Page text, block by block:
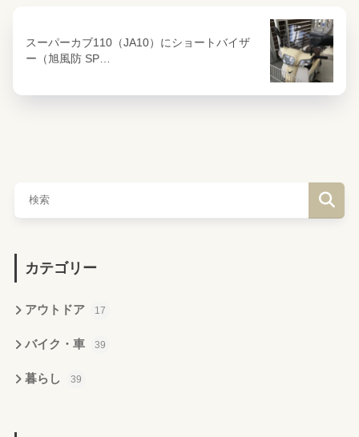
スーパーカブ110（JA10）にショートバイザ
ー（旭風防 SP…
カテゴリー
アウトドア 17
バイク・車 39
暮らし 39